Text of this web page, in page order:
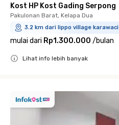
Kost HP Kost Gading Serpong
Pakulonan Barat, Kelapa Dua
3.2 km dari lippo village karawaci
mulai dari Rp1.300.000 /bulan
Lihat info lebih banyak